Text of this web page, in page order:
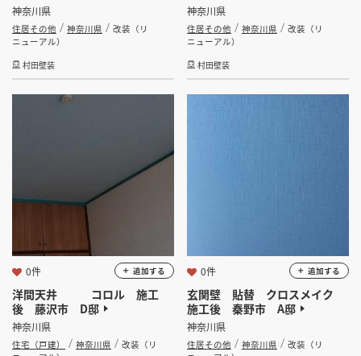
神奈川県
住居その他 神奈川県
改装（リ
ニューアル）
村田壁装
神奈川県
住居その他 神奈川県
改装（リ
ニューアル）
村田壁装
洋間天井 コロル 施工
後 藤沢市 D邸
神奈川県
住宅（戸建） 神奈川県
改装（リ
0件 追加する
玄関壁 貼替 クロスメイク
施工後 秦野市 A邸
神奈川県
住居その他 神奈川県
改装（リ
0件 追加する